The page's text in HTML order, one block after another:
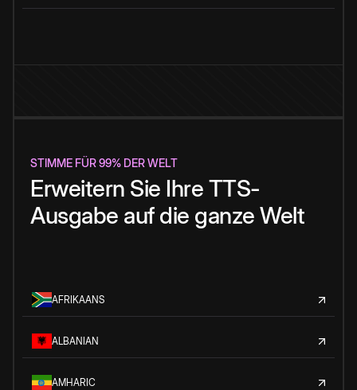
STIMME FÜR 99% DER WELT
Erweitern Sie Ihre TTS-
Ausgabe auf die ganze Welt
AFRIKAANS
ALBANIAN
AMHARIC